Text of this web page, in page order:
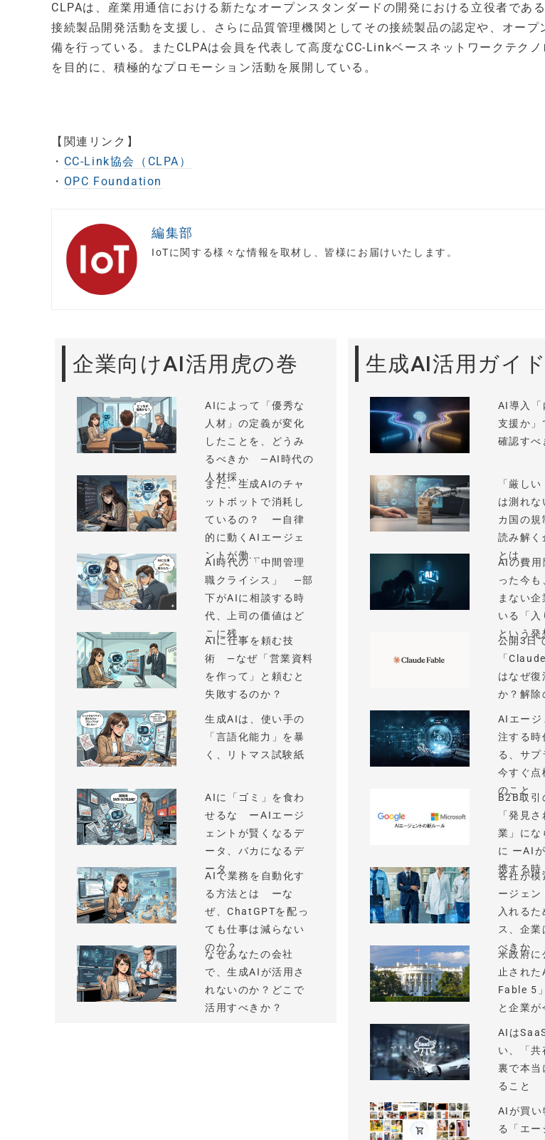
CLPAは、産業用通信における新たなオープンスタンダードの開発における立役者であ
接続製品開発活動を支援し、さらに品質管理機関としてその接続製品の認定や、オープ
備を行っている。またCLPAは会員を代表して高度なCC-Linkベースネットワークテク
を目的に、積極的なプロモーション活動を展開している。
【関連リンク】
・ CC-Link協会（CLPA）
・ OPC Foundation
編集部
IoTに関する様々な情報を取材し、皆様にお届けいたします。
企業向けAI活用虎の巻
AIによって「優秀な
人材」の定義が変化
したことを、どうみ
るべきか —AI時代の
人材採...
まだ、生成AIのチャ
ットボットで消耗し
ているの？ ー自律
的に動くAIエージェ
ントが働...
AI時代の「中間管理
職クライシス」 —部
下がAIに相談する時
代、上司の価値はど
こに残...
AIに仕事を頼む技
術 —なぜ「営業資料
を作って」と頼むと
失敗するのか？
生成AIは、使い手の
「言語化能力」を暴
く、リトマス試験紙
AIに「ゴミ」を食わ
せるな ーAIエージ
ェントが賢くなるデ
ータ、バカになるデ
ータ
AIで業務を自動化す
る方法とは ーな
ぜ、ChatGPTを配っ
ても仕事は減らない
のか？
なぜあなたの会社
で、生成AIが活用さ
れないのか？どこで
活用すべきか？
生成AI活用ガイド
AI導入「
支援か」
確認すべ
「厳し
は測れ
カ国の規
読み解く
とは
AIの費用
った今も
まない企
いる「入
という発
公開3日
「
はなぜ復
か？解
AIエージ
注する時
る、サ
今すぐ点
のこと
B2B取引
「発見
業」にな
に ーAI
携する時
各社が模
ージェン
入れるた
ス、企業
べきか
米政府に
止され
Fable 5
と企業
AIは
い、「共
裏で本当
ること
AIが買い
る「エー